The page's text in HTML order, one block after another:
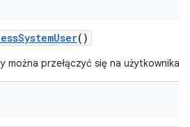
SystemUser()
można przełączyć się na użytkownika